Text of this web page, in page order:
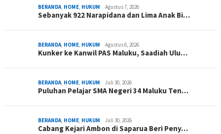
BERANDA, HOME, HUKUM Agustus 7, 2026
Sebanyak 922 Narapidana dan Lima Anak Bi…
BERANDA, HOME, HUKUM Agustus 6, 2026
Kunker ke Kanwil PAS Maluku, Saadiah Ulu…
BERANDA, HOME, HUKUM Juli 30, 2026
Puluhan Pelajar SMA Negeri 34 Maluku Ten…
BERANDA, HOME, HUKUM Juli 30, 2026
Cabang Kejari Ambon di Saparua Beri Peny…